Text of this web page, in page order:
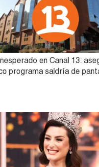
en Canal 13:
programa saldría de